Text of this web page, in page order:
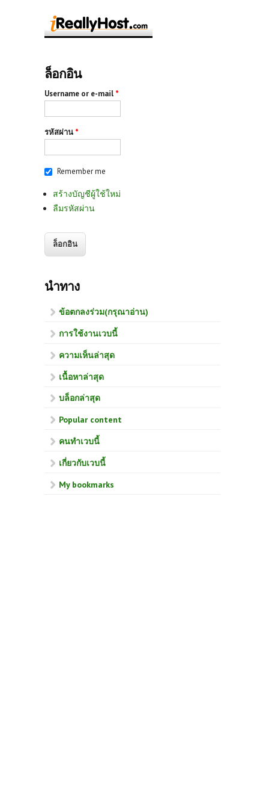
ล็อกอิน
Username or e-mail *
รหัสผ่าน *
Remember me
สร้างบัญชีผู้ใช้ใหม่
ลืมรหัสผ่าน
นำทาง
ข้อตกลงร่วม(กรุณาอ่าน)
การใช้งานเวบนี้
ความเห็นล่าสุด
เนื้อหาล่าสุด
บล็อกล่าสุด
Popular content
คนทำเวบนี้
เกี่ยวกับเวบนี้
My bookmarks